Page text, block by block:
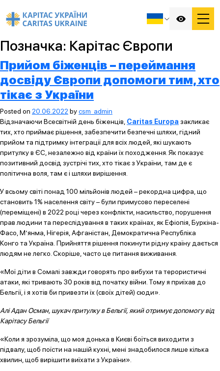
Позначка: Карітас Європи
Прийом біженців – переймання
досвіду Європи допомоги тим, хто
тікає з України
Posted on 20.06.2022 bycsm_admin
Відзначаючи Всесвітній день біженців, Caritas Europa закликає
тих, хто приймає рішення, забезпечити безпечні шляхи, гідний
прийом та підтримку інтеграції для всіх людей, які шукають
притулку в ЄС, незалежно від країни їх походження. Як показує
позитивний досвід зустрічі тих, хто тікає з України, там де є
політична воля, там є і шляхи вирішення.
У всьому світі понад 100 мільйонів людей – рекордна цифра, що
становить 1% населення світу – були примусово переселені
(переміщені) в 2022 році через конфлікти, насильство, порушення
прав людини та переслідування в таких країнах, як Ефіопія, Буркіна-
Фасо, М’янма, Нігерія, Афганістан, Демократична Республіка
Конго та Україна. Прийняття рішення покинути рідну країну дається
людям не легко. Скоріше, часто це питання виживання.
«Мої діти в Сомалі завжди говорять про вибухи та терористичні
атаки, які тривають 30 років від початку війни. Тому я приїхав до
Бельгії, і я хотів би привезти їх (своїх дітей) сюди».
Алі Адан Осман, шукач притулку в Бельгії, який отримує допомогу від
Карітасу Бельгії
«Коли я зрозуміла, що моя донька в Києві боїться виходити з
підвалу, щоб поїсти на нашій кухні, мені знадобилося лише кілька
хвилин, щоб вирішити виїхати з України».